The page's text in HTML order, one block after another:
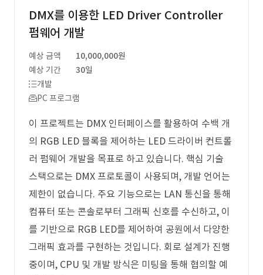
DMX를 이용한 LED Driver Controller
펌웨어 개발
예상 금액
10,000,000원
예상 기간
30일
개발
PC 프로그램
이 프로젝트는 DMX 인터페이스를 활용하여 수백 개
의 RGB LED 블록을 제어하는 LED 드라이버 컨트롤
러 펌웨어 개발을 목표로 하고 있습니다. 핵심 기술
스택으로는 DMX 프로토콜이 사용되며, 개발 언어는
제한이 없습니다. 주요 기능으로는 LAN 통신을 통해
컴퓨터 또는 콘솔로부터 그래픽 신호를 수신하고, 이
를 기반으로 RGB LED를 제어하여 공원에서 다양한
그래픽 효과를 구현하는 것입니다. 회로 설계가 진행
중이며, CPU 및 개발 방식은 미팅을 통해 협의할 예